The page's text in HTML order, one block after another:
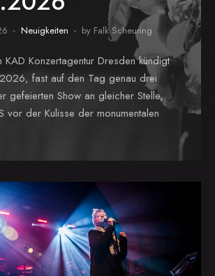
Neuigkeiten by Falk Scheuring
KAD Konzertagentur Dresden kündigt
fast auf den Tag genau drei
gefeierten Show an gleicher Stelle,
vor der Kulisse der monumentalen